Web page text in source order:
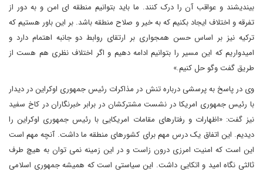
بیندیشند و عواقب آن را درک کنند. ما باید بتوانیم منطقه ای امن و به دور از
تفرقه و اختلاف ایجاد بکنیم که به خیر و صلاح منطقه باشد. بر این باور هستیم که
ترکیه نیز بر اساس حسن همجواری بر ارتقای روابط دو جانبه اهتمام دارد و
امیدواریم که این مسیر را بتوانیم ادامه دهیم و اگر اختلاف نظری هم هست از
طریق گفت وگو حل کنیم.»
وی در پاسخ به پرسشی درباره تنش در مذاکرات رئیس جمهوری اوکراین در دیدار
با رئیس جمهوری امریکا در نشست مشترکشان در برابر خبرنگاران در کاخ سفید
نیز گفت: «اظهارات و رفتارهای مقامات امریکایی با رئیس جمهوری اوکراین را
دیدیم. این اتفاق یک درس مهم برای کشورهای منطقه ما داشت. آنچه مهم است
این است که امنیت امرزی درون زاست و در این زمینه نمی توان به هیچ طرف
ثالثی نگاه امید و اتکایی داشت. این سیاستی است که همیشه جمهوری اسلامی